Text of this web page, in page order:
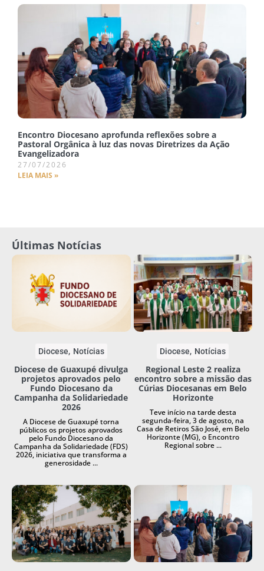
Encontro Diocesano aprofunda reflexões sobre a
Pastoral Orgânica à luz das novas Diretrizes da Ação
Evangelizadora
27/07/2026
LEIA MAIS »
Últimas Notícias
Diocese Notícias
Diocese de Guaxupé divulga
projetos aprovados pelo
Fundo Diocesano da
Campanha da Solidariedade
2026
A Diocese de Guaxupé torna
públicos os projetos aprovados
pelo Fundo Diocesano da
Campanha da Solidariedade (FDS)
2026, iniciativa que transforma a
generosidade ...
Diocese Notícias
Regional Leste 2 realiza
encontro sobre a missão das
Cúrias Diocesanas em Belo
Horizonte
Teve início na tarde desta
segunda-feira, 3 de agosto, na
Casa de Retiros São José, em Belo
Horizonte (MG), o Encontro
Regional sobre ...